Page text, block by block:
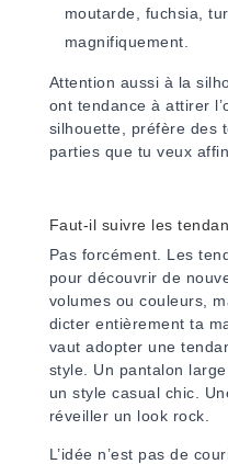
moutarde, fuchsia,
magnifiquement.
Attention aussi à la
ont tendance à attirer
silhouette, préfère des
parties que tu veux
Faut-il suivre les
Pas forcément. Les
pour découvrir de
volumes ou couleurs,
dicter entièrement ta
vaut adopter une
style. Un pantalon
un style casual chic.
réveiller un look rock.
L’idée n’est pas de